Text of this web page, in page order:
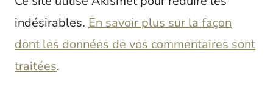
indésirables. En savoir plus sur la façon
dont les données de vos commentaires sont
traitées.